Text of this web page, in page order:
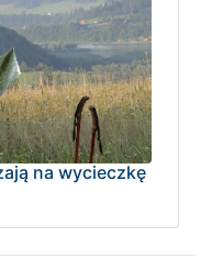
na wycieczkę